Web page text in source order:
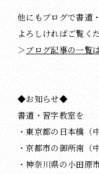
他にもブログで書道
よろしければご覧く
＞ ブログ記事の一覧
◆お知らせ◆
書道・習字教室を
・東京都の日本橋（
・京都市の御所南（
・神奈川県の小田原